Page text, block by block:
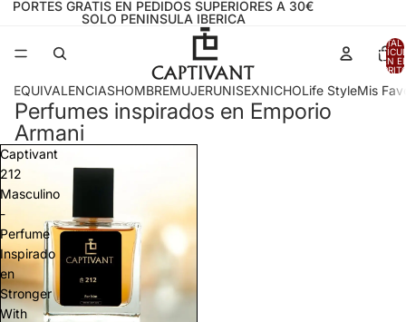
PORTES GRATIS EN PEDIDOS SUPERIORES A 30€
SOLO PENINSULA IBERICA
TOTAL
EN
EQUIVALENCIASHOMBREMUJERUNISEXNICHOLife StyleMis
Perfumes inspirados en Emporio
Armani
Captivant
212
Masculino
-
Perfume
Inspirado
en
Stronger
With